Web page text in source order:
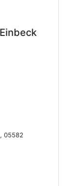
Einbeck
05582